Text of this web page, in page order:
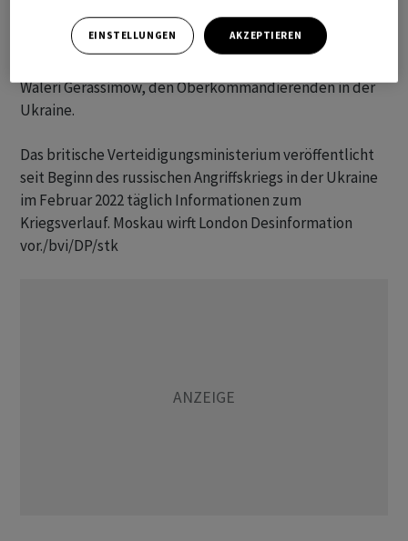
Putins Besuch in Rostow am Don fand nach britischen
Angaben am 19. August statt. Wie der Kreml damals
Waleri Gerassimow, den Oberkommandierenden in der
Ukraine.
Das britische Verteidigungsministerium veröffentlicht
seit Beginn des russischen Angriffskriegs in der Ukraine
im Februar 2022 täglich Informationen zum
Kriegsverlauf. Moskau wirft London Desinformation
vor./bvi/DP/stk
EINSTELLUNGEN AKZEPTIEREN